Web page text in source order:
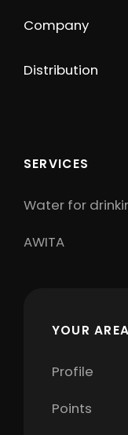
Company
Distribution
SERVICES
Water for
AWITA
YOUR AREA
Profile
Points